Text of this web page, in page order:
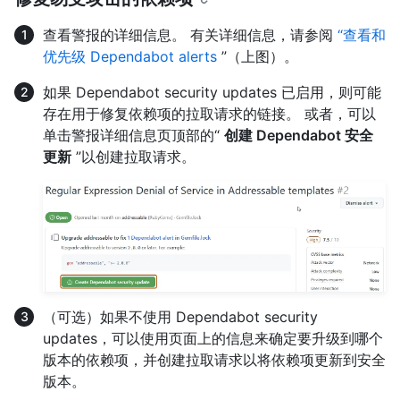
查看警报的详细信息。 有关详细信息，请参阅 “查看和
优先级 Dependabot alerts ”（上图）。
如果 Dependabot security updates 已启用，则可能
存在用于修复依赖项的拉取请求的链接。 或者，可以
单击警报详细信息页顶部的“ 创建 Dependabot 安全
更新 ”以创建拉取请求。
（可选）如果不使用 Dependabot security
updates，可以使用页面上的信息来确定要升级到哪个
版本的依赖项，并创建拉取请求以将依赖项更新到安全
版本。